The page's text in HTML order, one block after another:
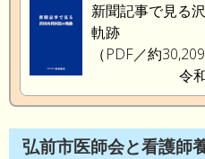
新聞記事で見る
軌跡
（PDF／約
令
弘前市医師会と看護師